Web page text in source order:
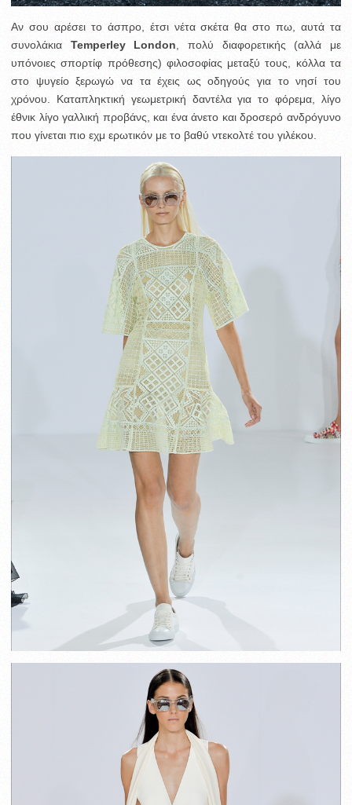
Αν σου αρέσει το άσπρο, έτσι νέτα σκέτα θα στο πω, αυτά τα
συνολάκια Temperley London , πολύ διαφορετικής (αλλά με
υπόνοιες σπορτίφ πρόθεσης) φιλοσοφίας μεταξύ τους, κόλλα τα
στο ψυγείο ξερωγώ να τα έχεις ως οδηγούς για το νησί του
χρόνου. Καταπληκτική γεωμετρική δαντέλα για το φόρεμα, λίγο
έθνικ λίγο γαλλική προβάνς, και ένα άνετο και δροσερό ανδρόγυνο
που γίνεται πιο εχμ ερωτικόν με το βαθύ ντεκολτέ του γιλέκου.